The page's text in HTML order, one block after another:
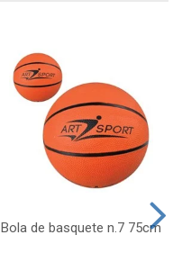
Bola de basquete n.7 75cm